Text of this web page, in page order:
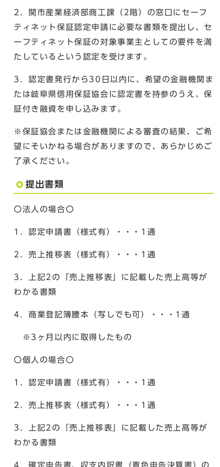
2．関市産業経済部商工課（2階）の窓口にセーフ
ティネット保証認定申請に必要な書類を提出し、セ
ーフティネット保証の対象事業主としての要件を満
たしているという認定を受けます。
3．認定書発行から30日以内に、希望の金融機関ま
たは岐阜県信用保証協会に認定書を持参のうえ、保
証付き融資を申し込みます。
※保証協会または金融機関による審査の結果、ご希
望にそいかねる場合がありますので、あらかじめご
了承ください。
提出書類
〇法人の場合〇
1．認定申請書（様式有）・・・1通
2．売上推移表（様式有）・・・1通
3．上記2の「売上推移表」に記載した売上高等が
わかる書類
4．商業登記簿謄本（写しでも可）・・・1通
※3ヶ月以内に取得したもの
〇個人の場合〇
1．認定申請書（様式有）・・・1通
2．売上推移表（様式有）・・・1通
3．上記2の「売上推移表」に記載した売上高等が
わかる書類
4．確定申告書、収支内訳書（青色申告決算書）の